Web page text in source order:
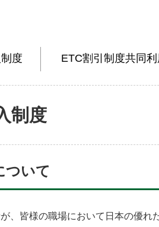
度 ETC割引制度共同利
制度
ついて
、皆様の職場において日本の優れ